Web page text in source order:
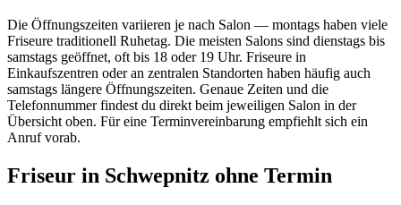
Die Öffnungszeiten variieren je nach Salon — montags haben viele
Friseure traditionell Ruhetag. Die meisten Salons sind dienstags bis
samstags geöffnet, oft bis 18 oder 19 Uhr. Friseure in
Einkaufszentren oder an zentralen Standorten haben häufig auch
samstags längere Öffnungszeiten. Genaue Zeiten und die
Telefonnummer findest du direkt beim jeweiligen Salon in der
Übersicht oben. Für eine Terminvereinbarung empfiehlt sich ein
Anruf vorab.
Friseur in Schwepnitz ohne Termin